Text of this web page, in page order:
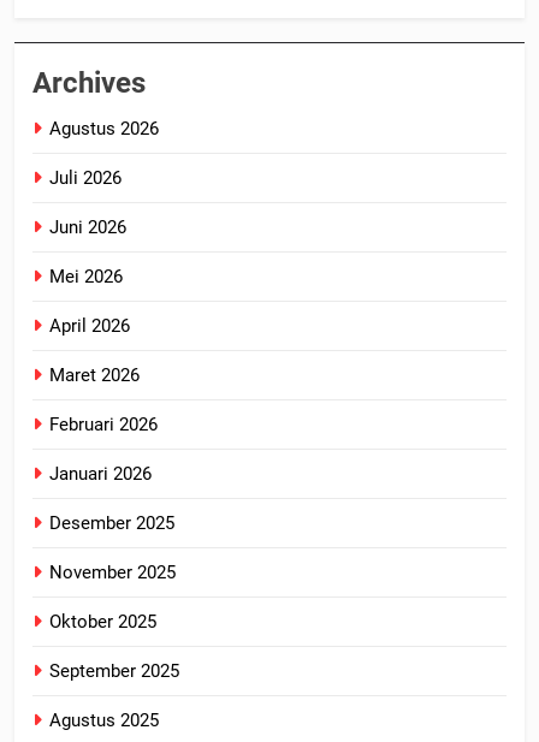
Archives
Agustus 2026
Juli 2026
Juni 2026
Mei 2026
April 2026
Maret 2026
Februari 2026
Januari 2026
Desember 2025
November 2025
Oktober 2025
September 2025
Agustus 2025